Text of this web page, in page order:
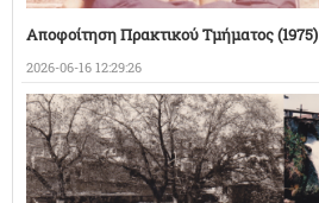
Αποφοίτηση Πρακτικού Τμήματος (1975)
2026-06-16 12:29:26